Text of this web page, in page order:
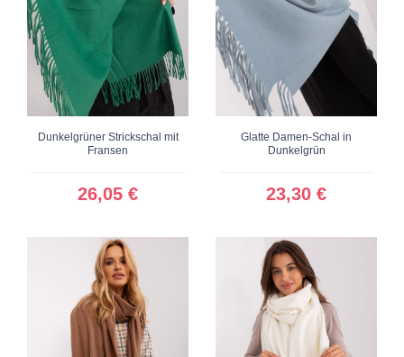
Dunkelgrüner Strickschal mit
Fransen
26,05 €
Glatte Damen-Schal in
Dunkelgrün
23,30 €